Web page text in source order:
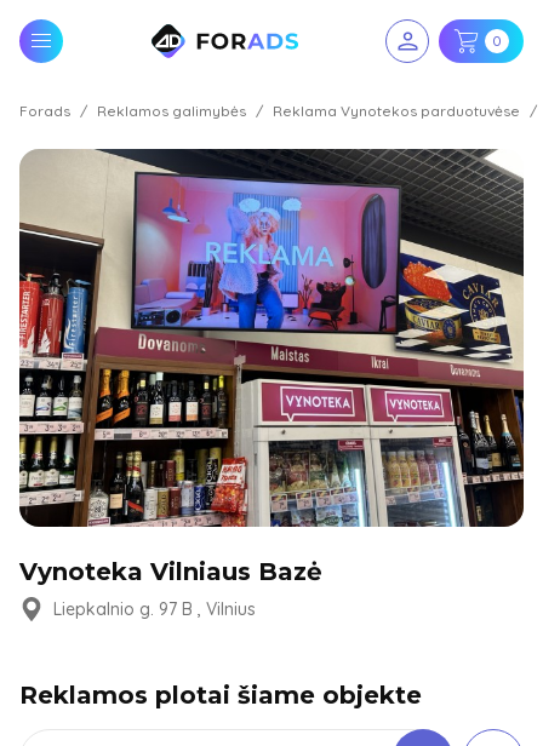
0
Forads Reklamos galimybės Reklama Vynotekos parduotuvėse
Vynoteka Vilniaus Bazė
Liepkalnio g. 97 B , Vilnius
Reklamos plotai šiame objekte